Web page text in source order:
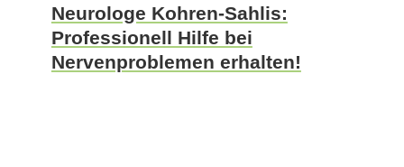
Neurologe Kohren-Sahlis:
Professionell Hilfe bei
Nervenproblemen erhalten!